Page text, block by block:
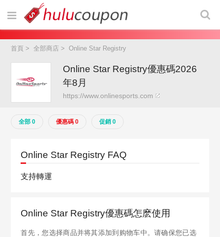
首頁 >全部商店 >Online Star Registry
Online Star Registry優惠碼2026
年8月
https://www.onlinesports.com
全部 0 優惠碼 0 促銷 0
Online Star Registry FAQ
支持轉運
Online Star Registry優惠碼怎麽使用
首先，您选择商品并将其添加到购物车中。请确保您已选